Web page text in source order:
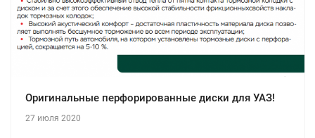
Оригинальные перфорированные диски для УАЗ!
27 июля 2020